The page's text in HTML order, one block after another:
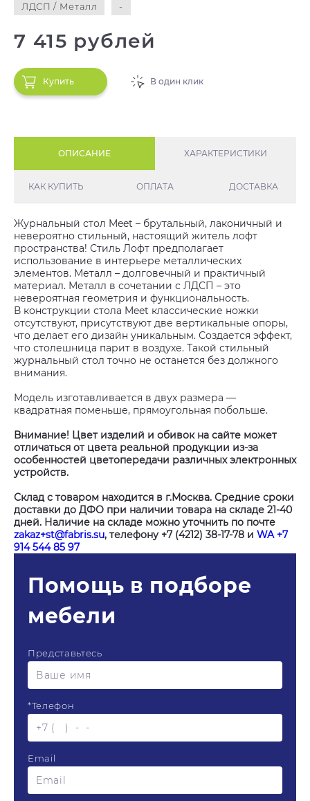
ЛДСП / Металл
-
7 415 рублей
Купить В один клик
ОПИСАНИЕ ХАРАКТЕРИСТИКИ
КАК КУПИТЬ ОПЛАТА ДОСТАВКА
Журнальный стол Meet – брутальный, лаконичный и
невероятно стильный, настоящий житель лофт
пространства! Стиль Лофт предполагает
использование в интерьере металлических
элементов. Металл – долговечный и практичный
материал. Металл в сочетании с ЛДСП – это
невероятная геометрия и функциональность.
В конструкции стола Meet классические ножки
отсутствуют, присутствуют две вертикальные опоры,
что делает его дизайн уникальным. Создается эффект,
что столешница парит в воздухе. Такой стильный
журнальный стол точно не останется без должного
внимания.
Модель изготавливается в двух размера —
квадратная поменьше, прямоугольная побольше.
Внимание! Цвет изделий и обивок на сайте может
отличаться от цвета реальной продукции из-за
особенностей цветопередачи различных электронных
устройств.
Склад с товаром находится в г.Москва. Средние сроки
доставки до ДФО при наличии товара на складе 21-40
дней. Наличие на складе можно уточнить по почте
zakaz+st@fabris.su, телефону +7 (4212) 38-17-78 и WA +7
914 544 85 97
Помощь в подборе
мебели
Представьтесь
*Телефон
Email